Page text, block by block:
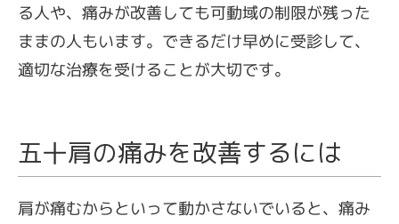
る人や、痛みが改善しても可動域の制限が残った
ままの人もいます。できるだけ早めに受診して、
適切な治療を受けることが大切です。
五十肩の痛みを改善するには
肩が痛むからといって動かさないでいると、痛み